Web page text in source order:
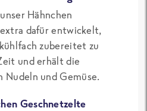
Hähnchen
dafür entwickelt,
zubereitet zu
und erhält die
und Gemüse.
Geschnetzelte